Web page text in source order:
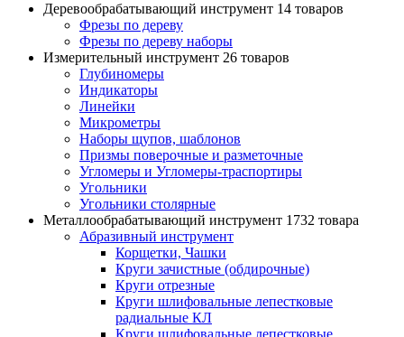
Деревообрабатывающий инструмент 14 товаров
Фрезы по дереву
Фрезы по дереву наборы
Измерительный инструмент 26 товаров
Глубиномеры
Индикаторы
Линейки
Микрометры
Наборы щупов, шаблонов
Призмы поверочные и разметочные
Угломеры и Угломеры-траспортиры
Угольники
Угольники столярные
Металлообрабатывающий инструмент 1732 товара
Абразивный инструмент
Корщетки, Чашки
Круги зачистные (обдирочные)
Круги отрезные
Круги шлифовальные лепестковые
радиальные КЛ
Круги шлифовальные лепестковые